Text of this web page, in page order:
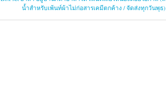
น้ำสำหรับเพ้นท์ผ้าไม่ก่อสารเคมีตกค้าง / จัดส่งทุกวันพุธ)